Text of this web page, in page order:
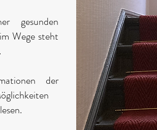
gesunden
Wege steht
der